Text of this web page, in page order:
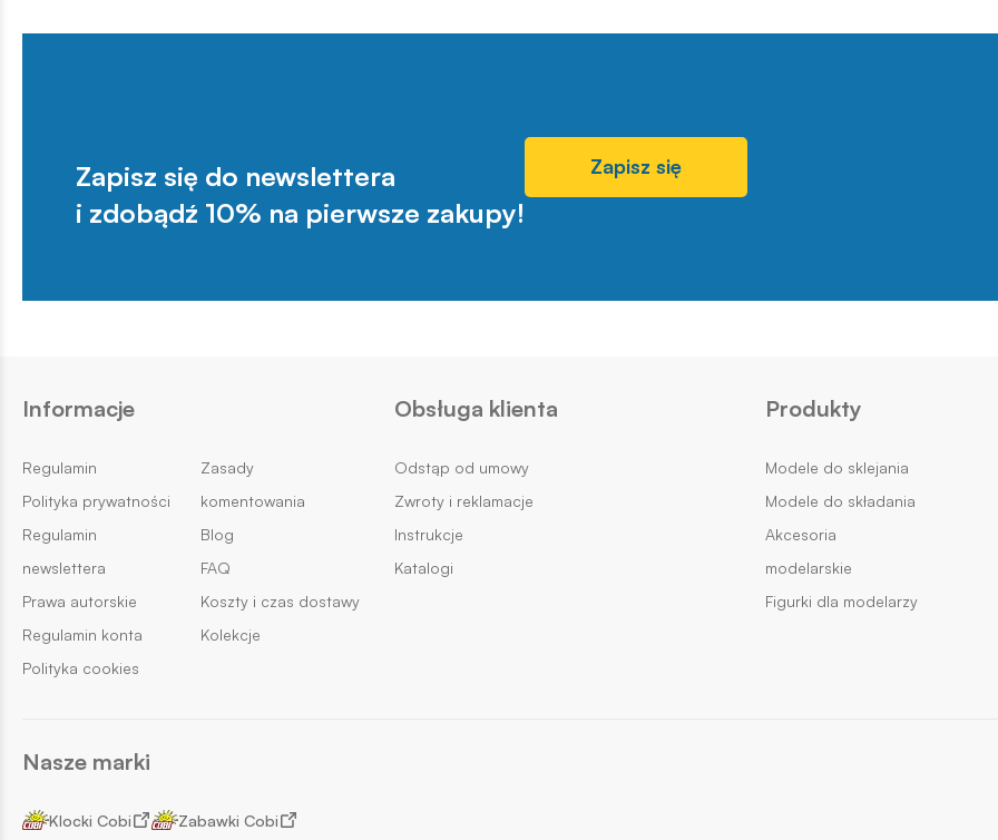
Zapisz się do newslettera
i zdobądź 10% na pierwsze zakupy!
Zapisz się
Informacje
Regulamin
Polityka prywatności
Regulamin
newslettera
Prawa autorskie
Regulamin konta
Polityka cookies
Zasady
komentowania
Blog
FAQ
Koszty i czas dostawy
Kolekcje
Obsługa klienta
Odstąp od umowy
Zwroty i reklamacje
Instrukcje
Katalogi
Produkty
Modele do sklejania
Modele do składania
Akcesoria
modelarskie
Figurki dla modelarzy
Nasze marki
Klocki Cobi Zabawki Cobi